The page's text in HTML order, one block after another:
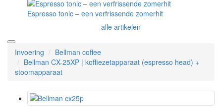
Espresso tonic – een verfrissende zomerhit
alle artikelen
Invoering
Bellman coffee
Bellman CX-25XP | koffiezetapparaat (espresso head) +
stoomapparaat